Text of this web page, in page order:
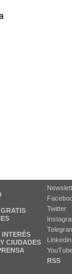
INTERÉS
CIUDADES
Twitter
Linkedin
RSS